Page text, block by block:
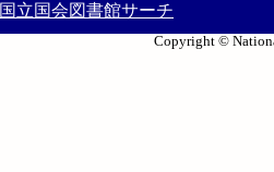
国立国会図書館サーチ
Copyright ©